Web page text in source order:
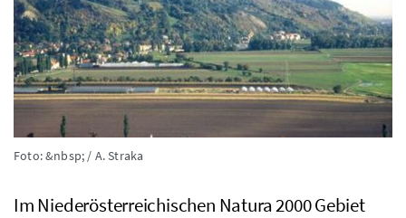
Foto: &nbsp; / A. Straka
Im Niederösterreichischen Natura 2000 Gebiet